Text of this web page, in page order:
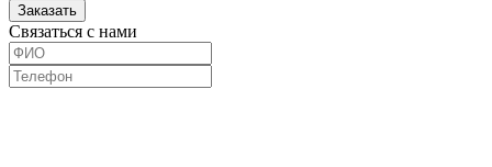
Заказать
Связаться с нами